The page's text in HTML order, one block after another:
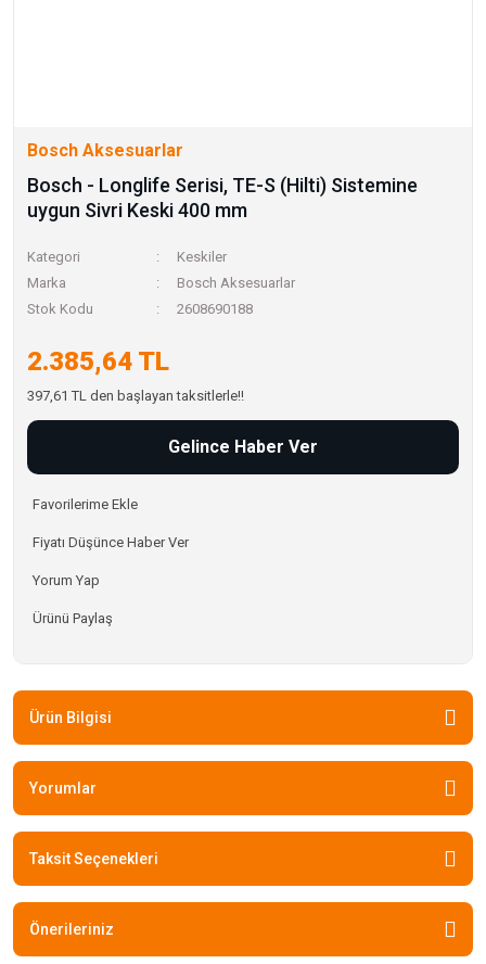
Bosch Aksesuarlar
Bosch - Longlife Serisi, TE-S (Hilti) Sistemine
uygun Sivri Keski 400 mm
Kategori
Keskiler
Marka
Bosch Aksesuarlar
Stok Kodu
2608690188
2.385,64 TL
397,61 TL den başlayan taksitlerle!!
Gelince Haber Ver
Fiyatı Düşünce Haber Ver
Yorum Yap
Ürünü Paylaş
Ürün Bilgisi
Yorumlar
Taksit Seçenekleri
Önerileriniz